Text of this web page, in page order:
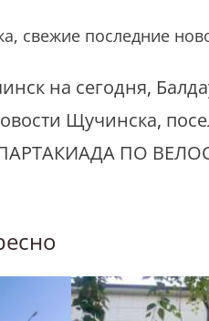
, свежие последние
на сегодня,
Щучинска,
ПО